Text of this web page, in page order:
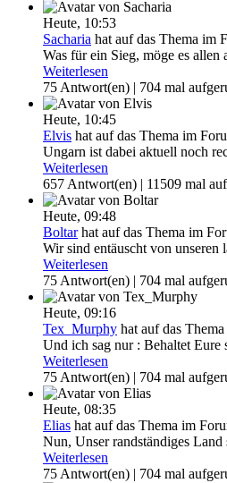
Heute, 10:53
Sacharia hat auf das Thema im
Was für ein Sieg, möge es allen
Weiterlesen
75 Antwort(en) | 704 mal
Heute, 10:45
Elvis hat auf das Thema im
Ungarn ist dabei aktuell noch
Weiterlesen
657 Antwort(en) | 11509 mal
Heute, 09:48
Boltarhat auf das Thema im
Wir sind entäuscht von unseren
Weiterlesen
75 Antwort(en) | 704 mal
Heute, 09:16
Tex_Murphy hat auf das Thema
Und ich sag nur : Behaltet
Weiterlesen
75 Antwort(en) | 704 mal
Heute, 08:35
Elias hat auf das Thema im
Nun, Unser randständiges Land
Weiterlesen
75 Antwort(en) | 704 mal